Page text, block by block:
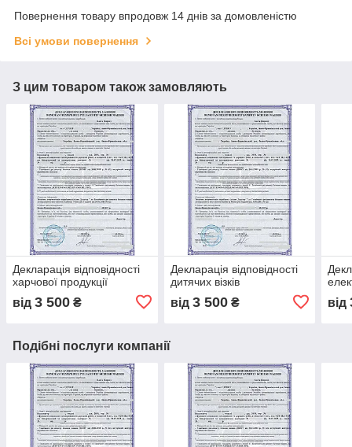
Повернення товару впродовж 14 днів за домовленістю
Всі умови повернення
З цим товаром також замовляють
Декларація відповідності
харчової продукції
від 3 500 ₴
Декларація відповідності
дитячих візків
від 3 500₴ від
Подібні послуги компанії